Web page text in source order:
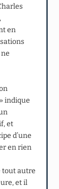
en
indique
et
d’une
en rien
tout autre
et il